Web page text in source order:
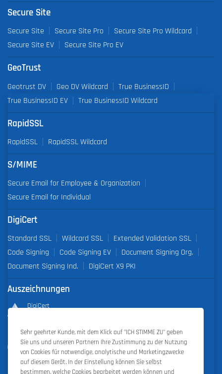
Secure Site
Secure Site Secure Site Pro
Secure Site Pro Wildcard
Secure Site EV
Secure Site Pro EV
GeoTrust
Geotrust DV Geo DV Wildcard
True BusinessID
True BusinessID EV
True BusinessID Wildcard
RapidSSL
RapidSSL RapidSSL Wildcard
S/MIME
Secure Email for Employee & Organization
Secure Email for Individual
DigiCert
Standard SSL Wildcard SSL
Extended Validation SSL
Code Signing
Code Signing EV
Document Signing Org.
Document Signing Ind.
DigiCert X9 PKI
Auszeichnungen
DigiCert
Outstanding Sales Performance Award 2018, 2019, 2020, 2021,
2022
Sehr geehrter Kunde, mit dem Klick auf "ICH STIMME ZU" geben
Sie uns und unseren Partnern Ihre Zustimmung zu der Nutzung
von Cookies für notwendige, analytische und Marketingzwecke
auf diesem Gerät. In der Einstellung können Sie selbst
bestimmen, welche Cookies bearbeitet werden können und